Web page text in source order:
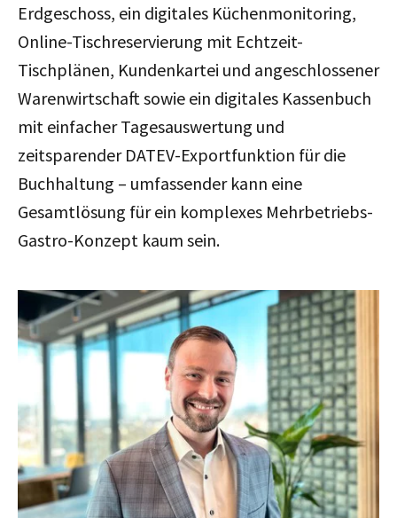
Erdgeschoss, ein digitales Küchenmonitoring,
Online-Tischreservierung mit Echtzeit-
Tischplänen, Kundenkartei und angeschlossener
Warenwirtschaft sowie ein digitales Kassenbuch
mit einfacher Tagesauswertung und
zeitsparender DATEV-Exportfunktion für die
Buchhaltung – umfassender kann eine
Gesamtlösung für ein komplexes Mehrbetriebs-
Gastro-Konzept kaum sein.